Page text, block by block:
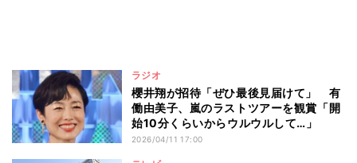
ラジオ
櫻井翔が招待「ぜひ最後見届けて」 有
働由美子、嵐のラストツアーを観賞「開
始10分くらいからウルウルして…」
2026/04/11 17:00